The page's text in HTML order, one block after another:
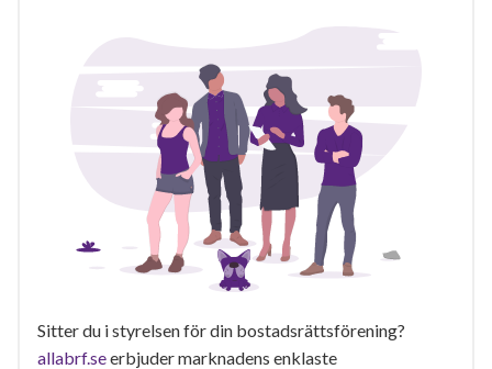
Sitter du i styrelsen för din bostadsrättsförening?
allabrf.seerbjuder marknadens enklaste